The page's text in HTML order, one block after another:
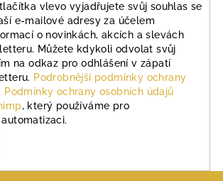
vlevo vyjadřujete svůj souhlas se
e-mailové adresy za účelem
o novinkách, akcích a slevách
Můžete kdykoli odvolat svůj
na odkaz pro odhlášení v zápatí
Podrobnější podmínky ochrany
Podmínky ochrany osobních údajů
, který používáme pro